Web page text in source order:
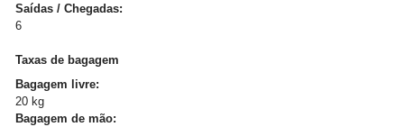
Saídas / Chegadas:
6
Taxas de bagagem
Bagagem livre:
20 kg
Bagagem de mão: